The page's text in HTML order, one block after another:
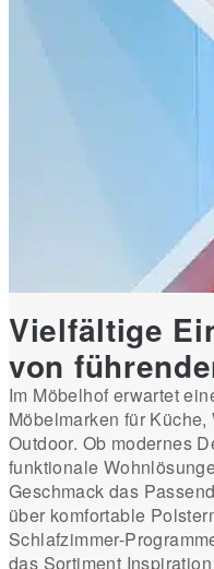
Vielfältige
von
Im Möbelhof erwartet
Möbelmarken für
Outdoor. Ob modernes
funktionale
Geschmack das
über komfortable
Schlafzimmer-
das Sortiment